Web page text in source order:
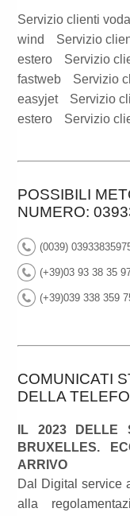
Servizio clienti
wind
Servizio
estero
Servizio
fastweb
Servizio
easyjet
Servizio
estero
Servizio
POSSIBILI
NUMERO:
(0039)
(+39)03 93 38 35
(+39)039 338 359
COMUNICATI
DELLA
IL 2023 DELLE
BRUXELLES.
ARRIVO
Dal Digital service
alla